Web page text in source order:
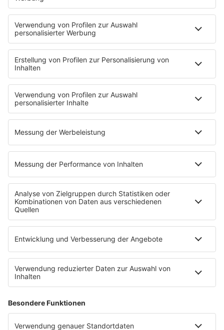
WIE LESE ICH EINE
STELLENAUSSCHREIBUNG? #23
05.07.2019 Folge 30
FINDEN ODER GEFUNDEN WERDEN – IHRE
03.05.2019 Folge 22
WALT DISNEY – WIE AUS TRÄUMEN
UMSETZBARE IDEEN WERDEN #21
INFO
14.04.2019 Folge 21
WERTE, WIE FINDE ICH HERAUS, WAS MIR
WIRKLICH WICHTIG IST? #20
INFO
25.03.2019
18.03.2019 Folge 19
HABEN SIE AUCH DEN MONTAGSBLUES? 9
TIPPS ZUR MOTIVATION #19
14.03.2019 Folge 18
DIE SUBTILE MACHT STIMME #17